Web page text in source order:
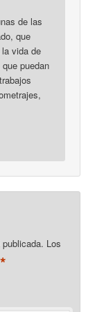
de las
que
vida de
puedan
Los
*